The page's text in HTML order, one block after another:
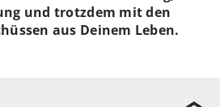
und trotzdem mit den
aus Deinem Leben.